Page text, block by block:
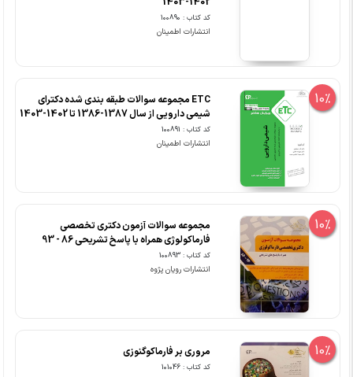
کد کتاب : 100890
انتشارات اطمینان
10%
ETC مجموعه سوالات طبقه بندی شده دکترای
شیمی دارویی از سال 1387-1386 تا 1402-1403
کد کتاب : 100891
انتشارات اطمینان
10%
مجموعه سوالات آزمون دکتری تخصصی
فارماکولوژی همراه با پاسخ تشریحی 86 - 93
کد کتاب : 100893
انتشارات رویان پژوه
10% مروری بر فارماکوگنوزی
کد کتاب : 101046